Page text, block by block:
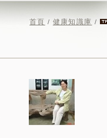
首頁 / 健康知識庫 /